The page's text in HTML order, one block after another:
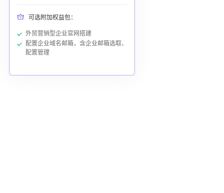
可选附加权益包：
外贸营销型企业官网搭建
配置企业域名邮箱，含企业邮箱选取、
配置管理